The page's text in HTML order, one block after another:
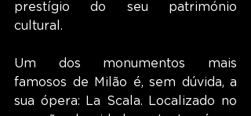
prestígio do seu património
cultural.
Um dos monumentos mais
famosos de Milão é, sem dúvida, a
sua ópera: La Scala. Localizado no